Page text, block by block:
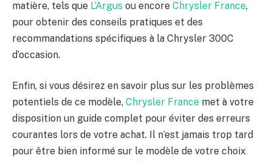
matière, tels que L’Argus ou encore Chrysler France,
pour obtenir des conseils pratiques et des
recommandations spécifiques à la Chrysler 300C
d’occasion.
Enfin, si vous désirez en savoir plus sur les problèmes
potentiels de ce modèle, Chrysler France met à votre
disposition un guide complet pour éviter des erreurs
courantes lors de votre achat. Il n’est jamais trop tard
pour être bien informé sur le modèle de votre choix